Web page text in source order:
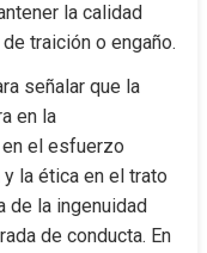
la calidad
traición o engaño.
señalar que la
en la
el esfuerzo
la ética en el trato
de la ingenuidad
de conducta. En